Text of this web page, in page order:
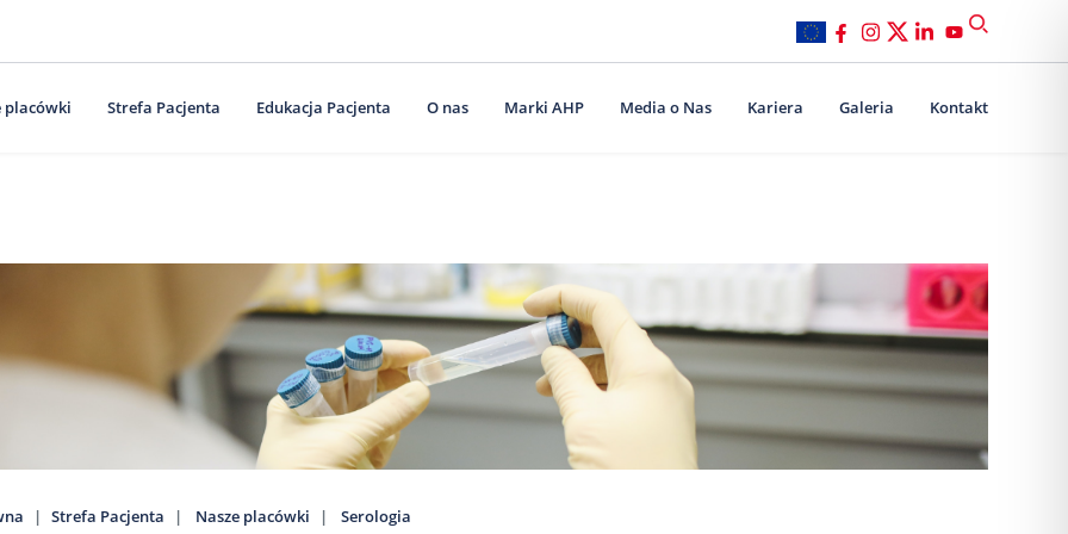
placówki Strefa Pacjenta Edukacja Pacjenta O nas Marki AHP Media o Nas Kariera Galeria Kontakt
Strefa Pacjenta Nasze placówki Serologia